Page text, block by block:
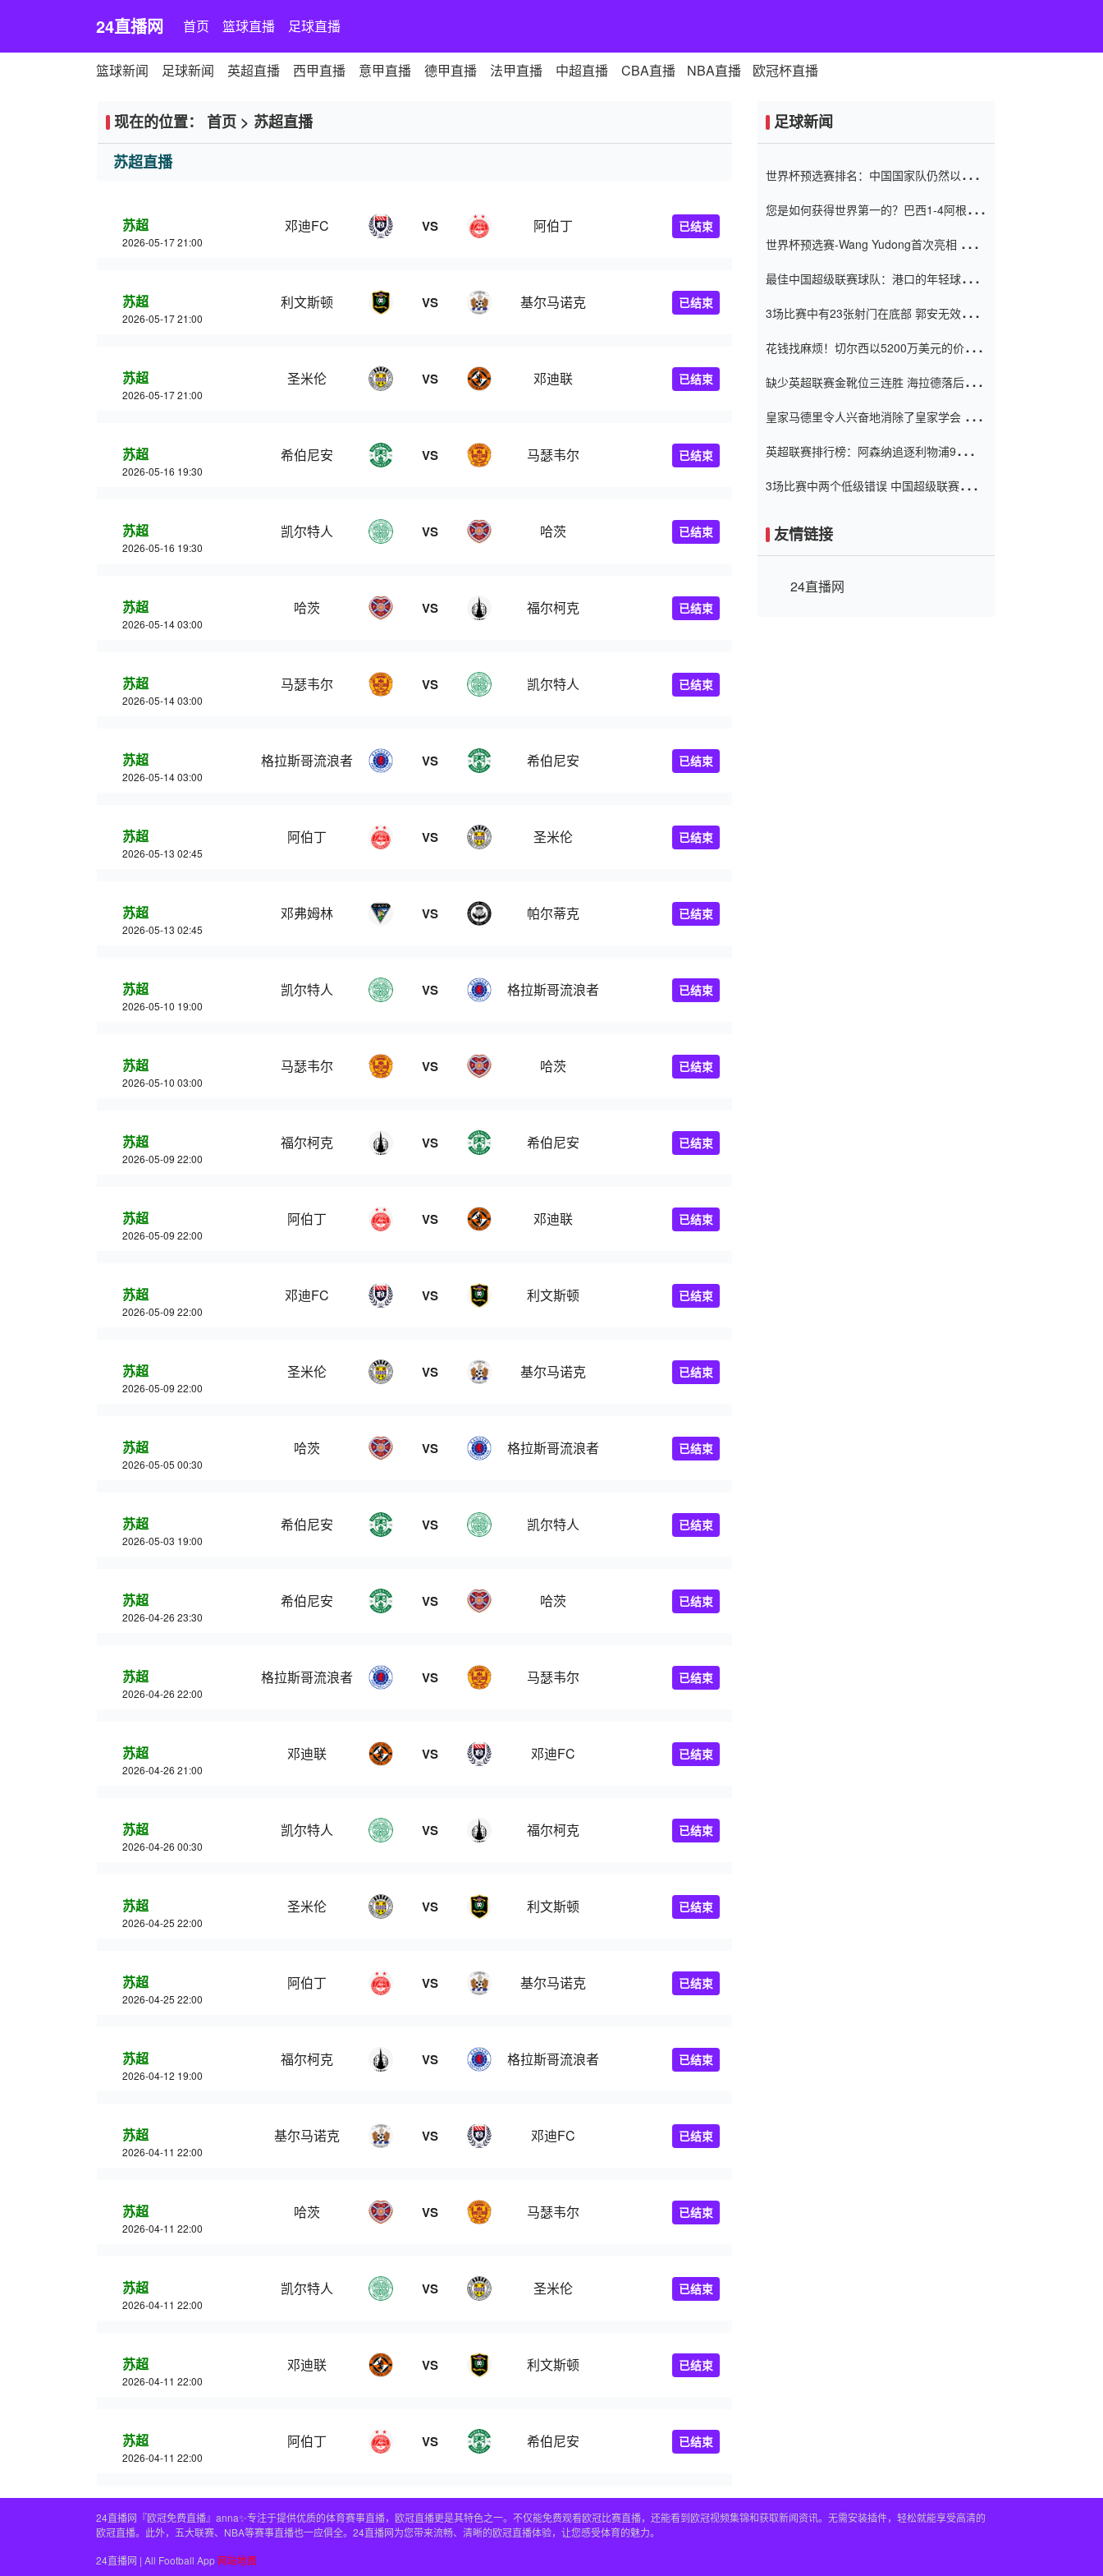
24直播网 首页 篮球直播 足球直播
篮球新闻 足球新闻 英超直播 西甲直播 意甲直播 德甲直播 法甲直播 中超直播 CBA直播 NBA直播 欧冠杯直播
现在的位置： 首页 > 苏超直播
苏超直播
苏超
2026-05-17 21:00
邓迪FC VS 阿伯丁 已结束
苏超
2026-05-17 21:00
利文斯顿 VS 基尔马诺克 已结束
苏超
2026-05-17 21:00
圣米伦 VS 邓迪联 已结束
苏超
2026-05-16 19:30
希伯尼安 VS 马瑟韦尔 已结束
苏超
2026-05-16 19:30
凯尔特人 VS 哈茨 已结束
苏超
2026-05-14 03:00
哈茨 VS 福尔柯克 已结束
苏超
2026-05-14 03:00
马瑟韦尔 VS 凯尔特人 已结束
苏超
2026-05-14 03:00
格拉斯哥流浪者 VS 希伯尼安 已结束
苏超
2026-05-13 02:45
阿伯丁 VS 圣米伦 已结束
苏超
2026-05-13 02:45
邓弗姆林 VS 帕尔蒂克 已结束
苏超
2026-05-10 19:00
凯尔特人 VS 格拉斯哥流浪者 已结束
苏超
2026-05-10 03:00
马瑟韦尔 VS 哈茨 已结束
苏超
2026-05-09 22:00
福尔柯克 VS 希伯尼安 已结束
苏超
2026-05-09 22:00
阿伯丁 VS 邓迪联 已结束
苏超
2026-05-09 22:00
邓迪FC VS 利文斯顿 已结束
苏超
2026-05-09 22:00
圣米伦 VS 基尔马诺克 已结束
苏超
2026-05-05 00:30
哈茨 VS 格拉斯哥流浪者 已结束
苏超
2026-05-03 19:00
希伯尼安 VS 凯尔特人 已结束
苏超
2026-04-26 23:30
希伯尼安 VS 哈茨 已结束
苏超
2026-04-26 22:00
格拉斯哥流浪者 VS 马瑟韦尔 已结束
苏超
2026-04-26 21:00
邓迪联 VS 邓迪FC 已结束
苏超
2026-04-26 00:30
凯尔特人 VS 福尔柯克 已结束
苏超
2026-04-25 22:00
圣米伦 VS 利文斯顿 已结束
苏超
2026-04-25 22:00
阿伯丁 VS 基尔马诺克 已结束
苏超
2026-04-12 19:00
福尔柯克 VS 格拉斯哥流浪者 已结束
苏超
2026-04-11 22:00
基尔马诺克 VS 邓迪FC 已结束
苏超
2026-04-11 22:00
哈茨 VS 马瑟韦尔 已结束
苏超
2026-04-11 22:00
凯尔特人 VS 圣米伦 已结束
苏超
2026-04-11 22:00
邓迪联 VS 利文斯顿 已结束
苏超
2026-04-11 22:00
阿伯丁 VS 希伯尼安 已结束
足球新闻
世界杯预选赛排名：中国国家队仍然以6分
您是如何获得世界第一的？巴西1-4阿根
世界杯预选赛-Wang Yudong首次亮相 中国
最佳中国超级联赛球队：港口的年轻球员在
（Taishan）
3场比赛中有23张射门在底部 郭安无效传球
花钱找麻烦！切尔西以5200万美元的价格
窗口
缺少英超联赛金靴位三连胜 海拉德落后6球
皇家马德里令人兴奋地消除了皇家学会 安
英超联赛排行榜：阿森纳追逐利物浦9分 曼
3场比赛中两个低级错误 中国超级联赛的前
友情链接
24直播网
24直播网『欧冠免费直播』anna✨专注于提供优质的体育赛事直播，欧冠直播更是其特色之一。不仅能免费观看欧冠比赛直播，还能看到欧冠视频集锦和获取新闻资讯。无需安装插件，轻松就能享受高清的
欧冠直播。此外，五大联赛、NBA等赛事直播也一应俱全。24直播网为您带来流畅、清晰的欧冠直播体验，让您感受体育的魅力。
24直播网 | All Football App 网站地图